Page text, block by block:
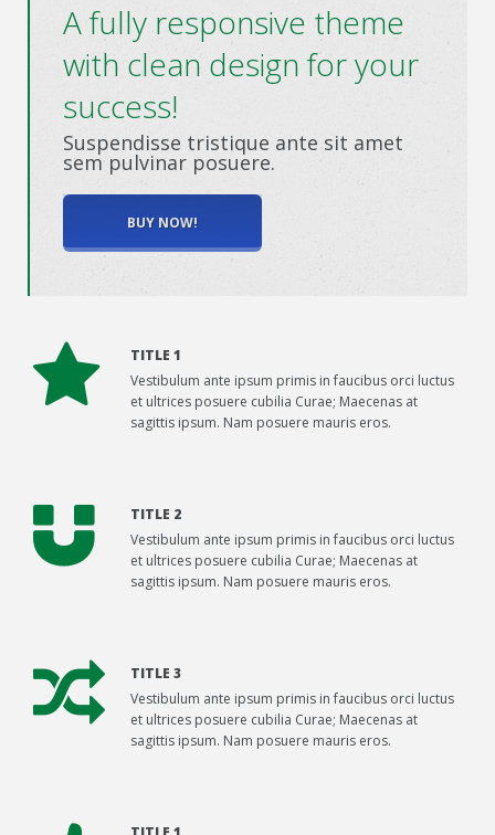
A fully responsive theme
with clean design for your
success!
Suspendisse tristique ante sit amet
sem pulvinar posuere.
BUY NOW!
TITLE 1
Vestibulum ante ipsum primis in faucibus orci luctus
et ultrices posuere cubilia Curae; Maecenas at
sagittis ipsum. Nam posuere mauris eros.
TITLE 2
Vestibulum ante ipsum primis in faucibus orci luctus
et ultrices posuere cubilia Curae; Maecenas at
sagittis ipsum. Nam posuere mauris eros.
TITLE 3
Vestibulum ante ipsum primis in faucibus orci luctus
et ultrices posuere cubilia Curae; Maecenas at
sagittis ipsum. Nam posuere mauris eros.